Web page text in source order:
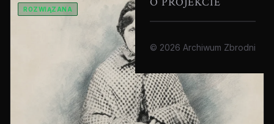
© 2026 Archiwum Zbrodni
ROZWIĄZANA SERYJNI MORDERCY